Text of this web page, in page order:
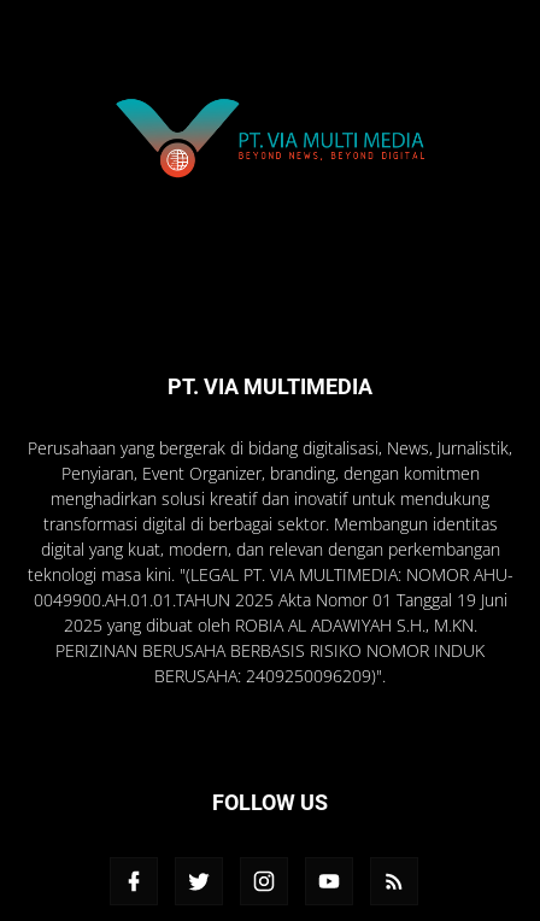
PT. VIA MULTIMEDIA
Perusahaan yang bergerak di bidang digitalisasi, News, Jurnalistik,
Penyiaran, Event Organizer, branding, dengan komitmen
menghadirkan solusi kreatif dan inovatif untuk mendukung
transformasi digital di berbagai sektor. Membangun identitas
digital yang kuat, modern, dan relevan dengan perkembangan
teknologi masa kini. "(LEGAL PT. VIA MULTIMEDIA: NOMOR AHU-
0049900.AH.01.01.TAHUN 2025 Akta Nomor 01 Tanggal 19 Juni
2025 yang dibuat oleh ROBIA AL ADAWIYAH S.H., M.KN.
PERIZINAN BERUSAHA BERBASIS RISIKO NOMOR INDUK
BERUSAHA: 2409250096209)".
FOLLOW US